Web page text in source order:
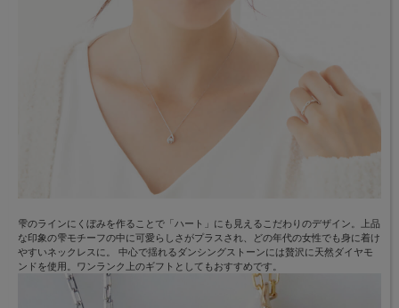
雫のラインにくぼみを作ることで「ハート」にも見えるこだわりのデザイン。上品
な印象の雫モチーフの中に可愛らしさがプラスされ、どの年代の女性でも身に着け
やすいネックレスに。 中心で揺れるダンシングストーンには贅沢に天然ダイヤモ
ンドを使用。ワンランク上のギフトとしてもおすすめです。